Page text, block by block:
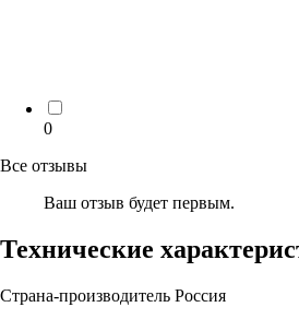
0
Все отзывы
Ваш отзыв будет первым.
Технические
Страна-производитель Россия